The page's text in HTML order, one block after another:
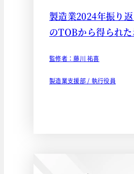
製造業2024年振り
のTOBから得られ
監修者：藤川 祐喜
製造業支援部 / 執行役員